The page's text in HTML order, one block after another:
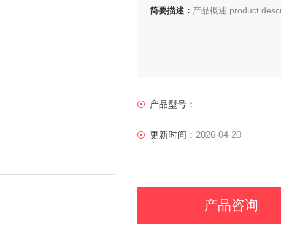
简要描述： 产品概述 product
产品型号：
更新时间： 2026-04-20
产品咨询